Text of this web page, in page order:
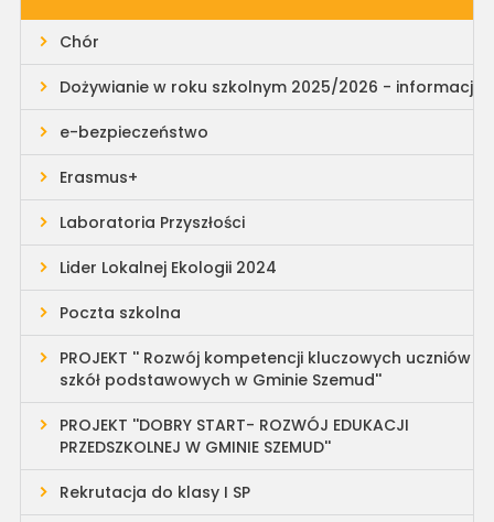
Chór
Dożywianie w roku szkolnym 2025/2026 - informacja
e-bezpieczeństwo
Erasmus+
Laboratoria Przyszłości
Lider Lokalnej Ekologii 2024
Poczta szkolna
PROJEKT '' Rozwój kompetencji kluczowych uczniów
szkół podstawowych w Gminie Szemud''
PROJEKT ''DOBRY START- ROZWÓJ EDUKACJI
PRZEDSZKOLNEJ W GMINIE SZEMUD''
Rekrutacja do klasy I SP